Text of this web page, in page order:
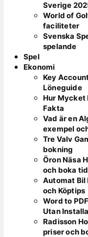
Sverige
World of
faciliteter
Svenska
spelande
Spel
Ekonomi
Key
Löneguide
Hur Mycket
Fakta
Vad är en
exempel
Tre Valv
bokning
Öron Näsa
och boka tid
Automat Bil
och Köptips
Word to
Utan
Radisson
priser och